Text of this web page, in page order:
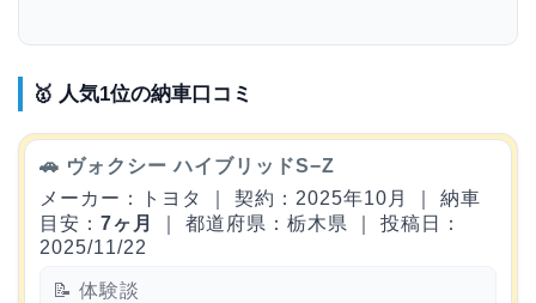
🥇 人気1位の納車口コミ
🚗 ヴォクシー ハイブリッドS−Z
メーカー：トヨタ ｜ 契約：2025年10月 ｜ 納車
目安： 7ヶ月
｜ 都道府県：栃木県 ｜ 投稿日：
2025/11/22
📝 体験談